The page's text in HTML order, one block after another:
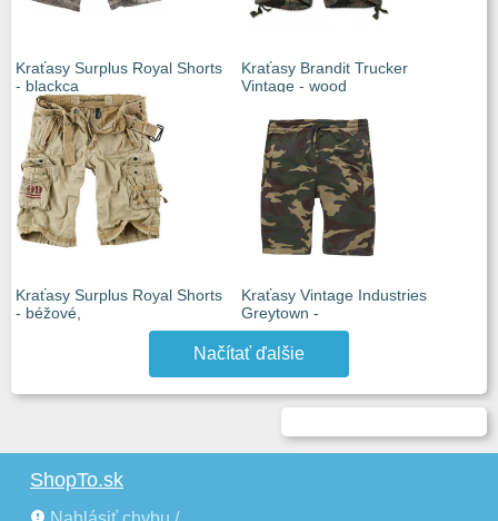
Kraťasy Surplus Royal Shorts
- blackca
Kraťasy Brandit Trucker
Vintage - wood
Kraťasy Surplus Royal Shorts
- béžové,
Kraťasy Vintage Industries
Greytown -
Načítať ďalšie
ShopTo.sk